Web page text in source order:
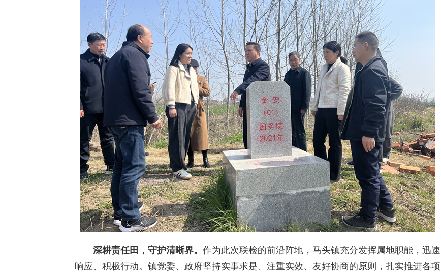
深耕责任田 ， 守护清晰界。 作为此次联检的前沿阵地，马头镇充分发挥属地职能，迅速
响应、积极行动。镇党委、政府坚持实事求是、注重实效、友好协商的原则，扎实推进各项